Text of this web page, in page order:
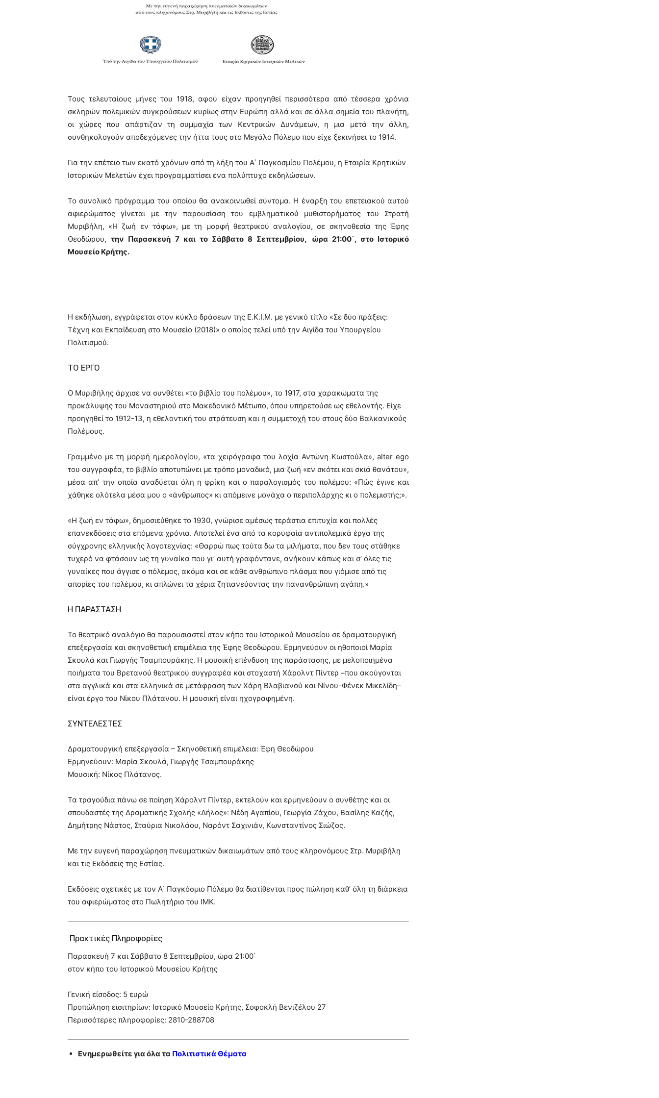
Τους τελευταίους μήνες του 1918, αφού είχαν προηγηθεί περισσότερα από τέσσερα χρόνια
σκληρών πολεμικών συγκρούσεων κυρίως στην Ευρώπη αλλά και σε άλλα σημεία του πλανήτη,
οι χώρες που απάρτιζαν τη συμμαχία των Κεντρικών Δυνάμεων, η μια μετά την άλλη,
συνθηκολογούν αποδεχόμενες την ήττα τους στο Μεγάλο Πόλεμο που είχε ξεκινήσει το 1914.
Για την επέτειο των εκατό χρόνων από τη λήξη του Α΄ Παγκοσμίου Πολέμου, η Εταιρία Κρητικών
Ιστορικών Μελετών έχει προγραμματίσει ένα πολύπτυχο εκδηλώσεων.
Το συνολικό πρόγραμμα του οποίου θα ανακοινωθεί σύντομα. Η έναρξη του επετειακού αυτού
αφιερώματος γίνεται με την παρουσίαση του εμβληματικού μυθιστορήματος του Στρατή
Μυριβήλη, «Η ζωή εν τάφω», με τη μορφή θεατρικού αναλογίου, σε σκηνοθεσία της Έφης
Θεοδώρου,την Παρασκευή 7 και το Σάββατο 8 Σεπτεμβρίου,
ώρα 21:00΄, στο Ιστορικό
Μουσείο Κρήτης.
Η εκδήλωση, εγγράφεται στον κύκλο δράσεων της Ε.Κ.Ι.Μ. με γενικό τίτλο «Σε δύο πράξεις:
Τέχνη και Εκπαίδευση στο Μουσείο (2018)» ο οποίος τελεί υπό την Αιγίδα του Υπουργείου
Πολιτισμού.
ΤΟ ΕΡΓΟ
Ο Μυριβήλης άρχισε να συνθέτει «το βιβλίο του πολέμου», το 1917, στα χαρακώματα της
προκάλυψης του Μοναστηριού στο Μακεδονικό Μέτωπο, όπου υπηρετούσε ως εθελοντής. Είχε
προηγηθεί το 1912-13, η εθελοντική του στράτευση και η συμμετοχή του στους δύο Βαλκανικούς
Πολέμους.
Γραμμένο με τη μορφή ημερολογίου, «τα χειρόγραφα του λοχία Αντώνη Κωστούλα», alter ego
του συγγραφέα, το βιβλίο αποτυπώνει με τρόπο μοναδικό, μια ζωή «εν σκότει και σκιά θανάτου»,
μέσα απ’ την οποία αναδύεται όλη η φρίκη και ο παραλογισμός του πολέμου: «Πώς έγινε και
χάθηκε ολότελα μέσα μου ο «άνθρωπος» κι απόμεινε μονάχα ο περιπολάρχης κι ο πολεμιστής;».
«Η ζωή εν τάφω», δημοσιεύθηκε το 1930, γνώρισε αμέσως τεράστια επιτυχία και πολλές
επανεκδόσεις στα επόμενα χρόνια. Αποτελεί ένα από τα κορυφαία αντιπολεμικά έργα της
σύγχρονης ελληνικής λογοτεχνίας: «Θαρρώ πως τούτα δω τα μιλήματα, που δεν τους στάθηκε
τυχερό να φτάσουν ως τη γυναίκα που γι’ αυτή γραφόντανε, ανήκουν κάπως και σ’ όλες τις
γυναίκες που άγγισε ο πόλεμος, ακόμα και σε κάθε ανθρώπινο πλάσμα που γιόμισε από τις
απορίες του πολέμου, κι απλώνει τα χέρια ζητιανεύοντας την πανανθρώπινη αγάπη.»
Η ΠΑΡΑΣΤΑΣΗ
Το θεατρικό αναλόγιο θα παρουσιαστεί στον κήπο του Ιστορικού Μουσείου σε δραματουργική
επεξεργασία και σκηνοθετική επιμέλεια της Έφης Θεοδώρου. Ερμηνεύουν οι ηθοποιοί Μαρία
Σκουλά και Γιωργής Τσαμπουράκης. Η μουσική επένδυση της παράστασης, με μελοποιημένα
ποιήματα του Βρετανού θεατρικού συγγραφέα και στοχαστή Χάρολντ Πίντερ –που ακούγονται
στα αγγλικά και στα ελληνικά σε μετάφραση των Χάρη Βλαβιανού και Νίνου-Φένεκ Μικελίδη–
είναι έργο του Νίκου Πλάτανου. Η μουσική είναι ηχογραφημένη.
ΣΥΝΤΕΛΕΣΤΕΣ
Δραματουργική επεξεργασία – Σκηνοθετική επιμέλεια: Έφη Θεοδώρου
Ερμηνεύουν: Μαρία Σκουλά, Γιωργής Τσαμπουράκης
Μουσική: Νίκος Πλάτανος.
Τα τραγούδια πάνω σε ποίηση Χάρολντ Πίντερ, εκτελούν και ερμηνεύουν ο συνθέτης και οι
σπουδαστές της Δραματικής Σχολής «Δήλος»: Νέδη Αγαπίου, Γεωργία Ζάχου, Βασίλης Καζής,
Δημήτρης Νάστος, Σταύρια Νικολάου, Ναρόντ Σαχινιάν, Κωνσταντίνος Σιώζος.
Με την ευγενή παραχώρηση πνευματικών δικαιωμάτων από τους κληρονόμους Στρ. Μυριβήλη
και τις Εκδόσεις της Εστίας.
Εκδόσεις σχετικές με τον Α΄ Παγκόσμιο Πόλεμο θα διατίθενται προς πώληση καθ’ όλη τη διάρκεια
του αφιερώματος στο Πωλητήριο του ΙΜΚ.
Πρακτικές Πληροφορίες
Παρασκευή 7 και Σάββατο 8 Σεπτεμβρίου, ώρα 21:00΄
στον κήπο του Ιστορικού Μουσείου Κρήτης
Γενική είσοδος: 5 ευρώ
Προπώληση εισιτηρίων: Ιστορικό Μουσείο Κρήτης, Σοφοκλή Βενιζέλου 27
Περισσότερες πληροφορίες: 2810-288708
Ενημερωθείτε για όλα τα Πολιτιστικά Θέματα